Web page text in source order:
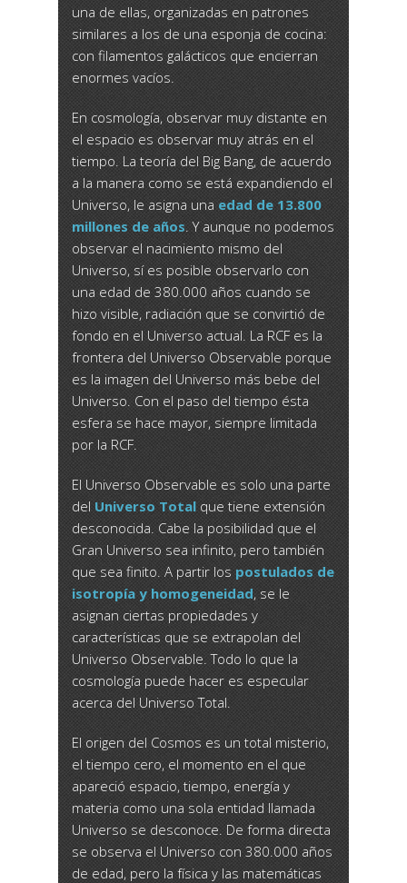
una de ellas, organizadas en patrones
similares a los de una esponja de cocina:
con filamentos galácticos que encierran
enormes vacíos.
En cosmología, observar muy distante en
el espacio es observar muy atrás en el
tiempo. La teoría del Big Bang, de acuerdo
a la manera como se está expandiendo el
Universo, le asigna una edad de 13.800
millones de años. Y aunque no podemos
observar el nacimiento mismo del
Universo, sí es posible observarlo con
una edad de 380.000 años cuando se
hizo visible, radiación que se convirtió de
fondo en el Universo actual. La RCF es la
frontera del Universo Observable porque
es la imagen del Universo más bebe del
Universo. Con el paso del tiempo ésta
esfera se hace mayor, siempre limitada
por la RCF.
El Universo Observable es solo una parte
del Universo Total que tiene extensión
desconocida. Cabe la posibilidad que el
Gran Universo sea infinito, pero también
que sea finito. A partir los postulados de
isotropía y homogeneidad, se le
asignan ciertas propiedades y
características que se extrapolan del
Universo Observable. Todo lo que la
cosmología puede hacer es especular
acerca del Universo Total.
El origen del Cosmos es un total misterio,
el tiempo cero, el momento en el que
apareció espacio, tiempo, energía y
materia como una sola entidad llamada
Universo se desconoce. De forma directa
se observa el Universo con 380.000 años
de edad, pero la física y las matemáticas